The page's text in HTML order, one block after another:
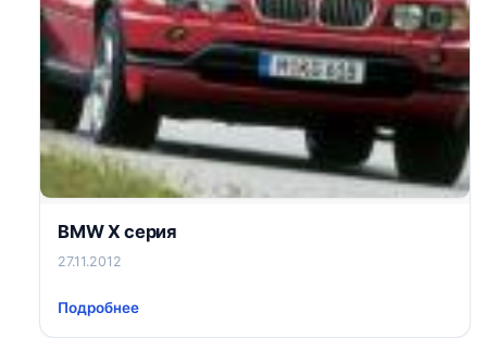
BMW X серия
27.11.2012
Подробнее